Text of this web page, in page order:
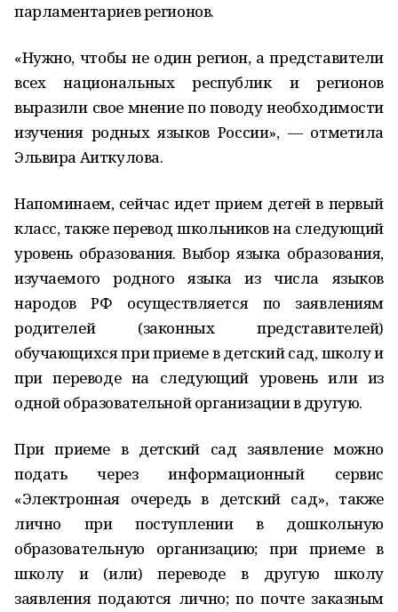
парламентариев регионов.
«Нужно, чтобы не один регион, а представители
всех национальных республик и регионов
выразили свое мнение по поводу необходимости
изучения родных языков России», — отметила
Эльвира Аиткулова.
Напоминаем, сейчас идет прием детей в первый
класс, также перевод школьников на следующий
уровень образования. Выбор языка образования,
изучаемого родного языка из числа языков
народов РФ осуществляется по заявлениям
родителей (законных представителей)
обучающихся при приеме в детский сад, школу и
при переводе на следующий уровень или из
одной образовательной организации в другую.
При приеме в детский сад заявление можно
подать через информационный сервис
«Электронная очередь в детский сад», также
лично при поступлении в дошкольную
образовательную организацию; при приеме в
школу и (или) переводе в другую школу
заявления подаются лично; по почте заказным